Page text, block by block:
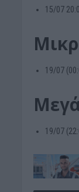
15/07
19/07
19/07